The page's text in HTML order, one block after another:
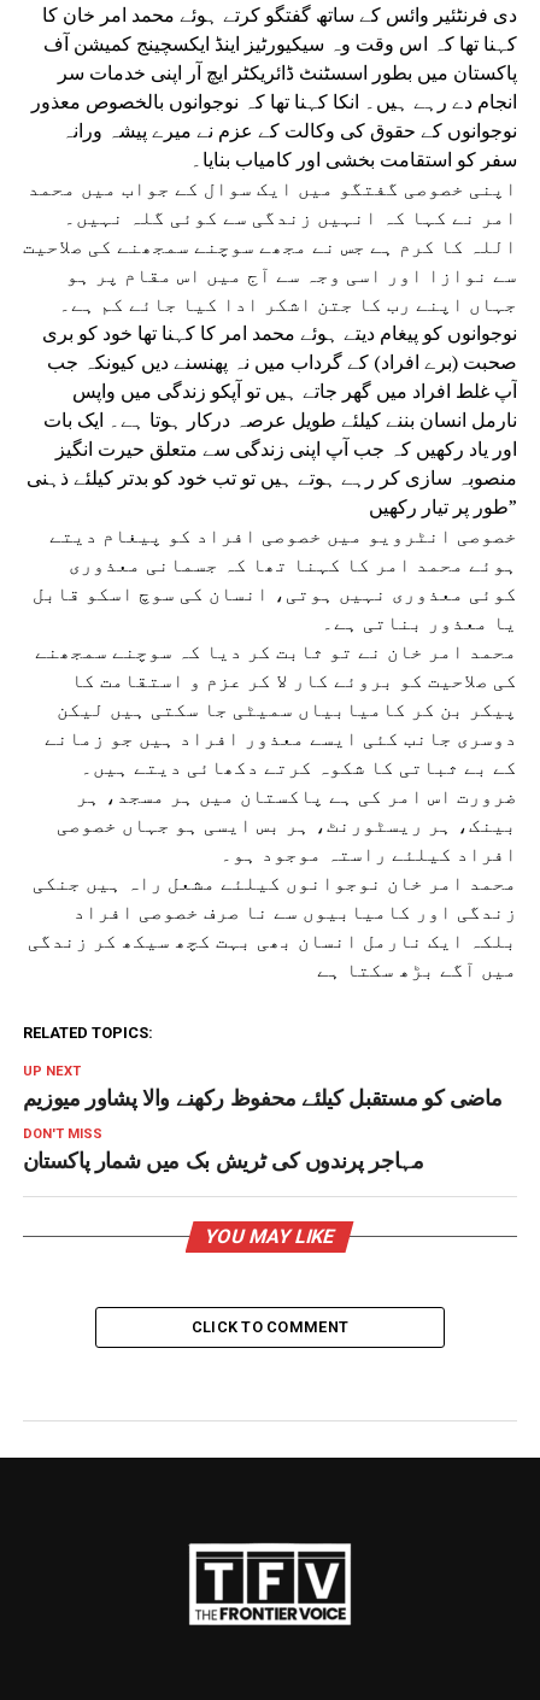
دی فرنٹئیر وائس کے ساتھ گفتگو کرتے ہوئے محمد امر خان کا
کہنا تھا کہ اس وقت وہ سیکیورٹیز اینڈ ایکسچینج کمیشن آف
پاکستان میں بطور اسسٹنٹ ڈائریکٹر ایچ آر اپنی خدمات سر
انجام دے رہے ہیں۔ انکا کہنا تھا کہ نوجوانوں بالخصوص معذور
نوجوانوں کے حقوق کی وکالت کے عزم نے میرے پیشہ ورانہ
سفر کو استقامت بخشی اور کامیاب بنایا۔
اپنی خصوصی گفتگو میں ایک سوال کے جواب میں محمد
امر نے کہا کہ انہیں زندگی سے کوئی گلہ نہیں۔
اللہ کا کرم ہے جس نے مجھے سوچنے سمجھنے کی صلاحیت
سے نوازا اور اسی وجہ سے آج میں اس مقام پر ہو
جہاں اپنے رب کا جتن اشکر ادا کیا جائے کم ہے۔
نوجوانوں کو پیغام دیتے ہوئے محمد امر کا کہنا تھا خود کو بری
صحبت (برے افراد) کے گرداب میں نہ پھنسنے دیں کیونکہ جب
آپ غلط افراد میں گھر جاتے ہیں تو آپکو زندگی میں واپس
نارمل انسان بننے کیلئے طویل عرصہ درکار ہوتا ہے۔ ایک بات
اور یاد رکھیں کہ جب آپ اپنی زندگی سے متعلق حیرت انگیز
منصوبہ سازی کر رہے ہوتے ہیں تو تب خود کو بدتر کیلئے ذہنی
طور پر تیار رکھیں”
خصوصی انٹرویو میں خصوصی افراد کو پیغام دیتے
ہوئے محمد امر کا کہنا تھا کہ جسمانی معذوری
کوئی معذوری نہیں ہوتی، انسان کی سوچ اسکو قابل
یا معذور بناتی ہے۔
محمد امر خان نے تو ثابت کر دیا کہ سوچنے سمجھنے
کی صلاحیت کو بروئے کار لا کر عزم و استقامت کا
پیکر بن کر کامیابیاں سمیٹی جا سکتی ہیں لیکن
دوسری جانب کئی ایسے معذور افراد ہیں جو زمانے
کے بے ثباتی کا شکوہ کرتے دکھائی دیتے ہیں۔
ضرورت اس امر کی ہے پاکستان میں ہر مسجد، ہر
بینک، ہر ریسٹورنٹ، ہر بس ایسی ہو جہاں خصوصی
افراد کیلئے راستہ موجود ہو۔
محمد امر خان نوجوانوں کیلئے مشعل راہ ہیں جنکی
زندگی اور کامیابیوں سے نا صرف خصوصی افراد
بلکہ ایک نارمل انسان بھی بہت کچھ سیکھ کر زندگی
میں آگے بڑھ سکتا ہے
RELATED TOPICS:
UP NEXT
ماضی کو مستقبل کیلئے محفوظ رکھنے والا پشاور میوزیم
DON'T MISS
مہاجر پرندوں کی ٹریش بک میں شمار پاکستان
YOU MAY LIKE
CLICK TO COMMENT